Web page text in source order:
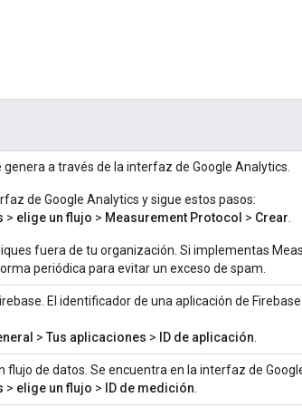
genera a través de la interfaz de Google Analytics.
de Google Analytics y sigue estos pasos:
> elige un flujo > Measurement Protocol > Crear
fuera de tu organización. Si implementas
periódica para evitar un exceso de spam.
El identificador de una aplicación de
> Tus aplicaciones > ID de aplicación
flujo de datos. Se encuentra en la interfaz de
> elige un flujo > ID de medición